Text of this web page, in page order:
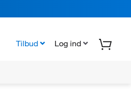
Tilbud Log ind